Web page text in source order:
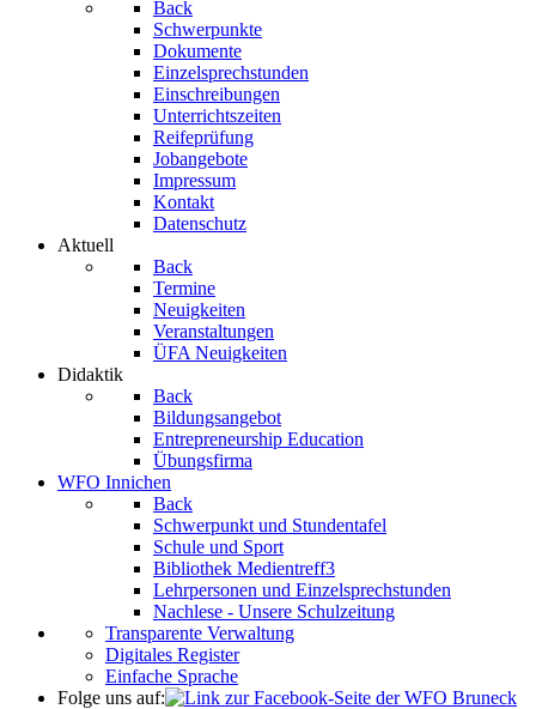
Back
Schwerpunkte
Dokumente
Einzelsprechstunden
Einschreibungen
Unterrichtszeiten
Reifeprüfung
Jobangebote
Impressum
Kontakt
Datenschutz
Aktuell
Back
Termine
Neuigkeiten
Veranstaltungen
ÜFA Neuigkeiten
Didaktik
Back
Bildungsangebot
Entrepreneurship Education
Übungsfirma
WFO Innichen
Back
Schwerpunkt und Stundentafel
Schule und Sport
Bibliothek Medientreff3
Lehrpersonen und Einzelsprechstunden
Nachlese - Unsere Schulzeitung
Transparente Verwaltung
Digitales Register
Einfache Sprache
Folge uns auf: